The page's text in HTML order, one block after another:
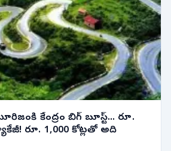
కేంద్రం బిగ్ బూస్ట్... రూ.
రూ. 1,000 కోట్లతో అది